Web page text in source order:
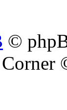
©